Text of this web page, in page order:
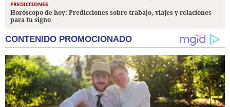
PREDICCIONES
Horóscopo de hoy: Predicciones sobre trabajo, viajes y relaciones
para tu signo
CONTENIDO PROMOCIONADO